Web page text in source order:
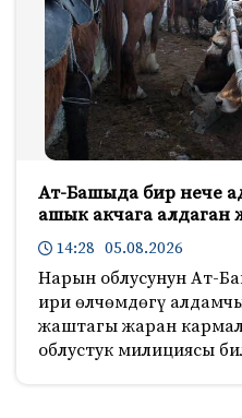
Ат-Башыда бир нече
ашык акчага
14:28 05.08.2026
Нарын облусунун Ат-
ири өлчөмдөгү
жаштагы жаран
облустук милициясы